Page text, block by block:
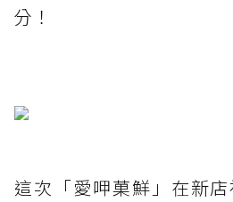
分！
這次「愛呷菓鮮」在新